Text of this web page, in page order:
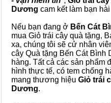
Dương cam kết làm bạn
Nếu bạn đang ở Bến Cát
mua Giỏ trái cây quà tặng,
xa, chúng tôi sẽ cử nhân
cây Quà tặng Bến Cát
hàng. Tất cả các sản phẩm
hình thực tế, có tem chống
mang thương hiệu Giỏ trái
Dương.